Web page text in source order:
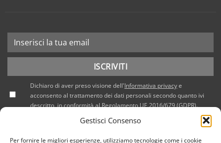
Gestisci Consenso
Per fornire le migliori esperienze, utilizziamo tecnologie come i cookie
Dichiaro di aver preso visione dell'Informativa privacye
acconsento al trattamento dei dati personali secondo quanto ivi
descritto, in conformità al Regolamento UE 2016/679 (GDPR).